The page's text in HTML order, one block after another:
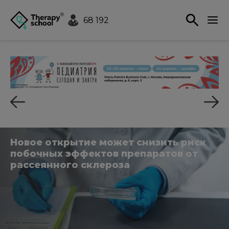
68 192
Новое открытие может снизить риск
побочных эффектов препаратов от
рассеянного склероза